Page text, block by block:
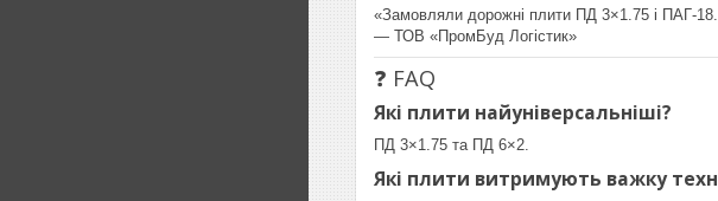
«Замовляли дорожні плити ПД 3×1.75 і ПАГ-
— ТОВ «ПромБуд Логістик»
❓ FAQ
Які плити найуніверсальніші?
ПД 3×1.75 та ПД 6×2.
Які плити витримують важку